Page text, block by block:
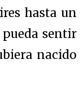
hasta un
sentir
nacido